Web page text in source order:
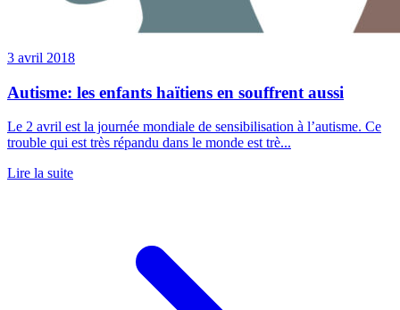
3 avril 2018
Autisme: les enfants haïtiens en souffrent aussi
Le 2 avril est la journée mondiale de sensibilisation à l’autisme. Ce
trouble qui est très répandu dans le monde est trè...
Lire la suite